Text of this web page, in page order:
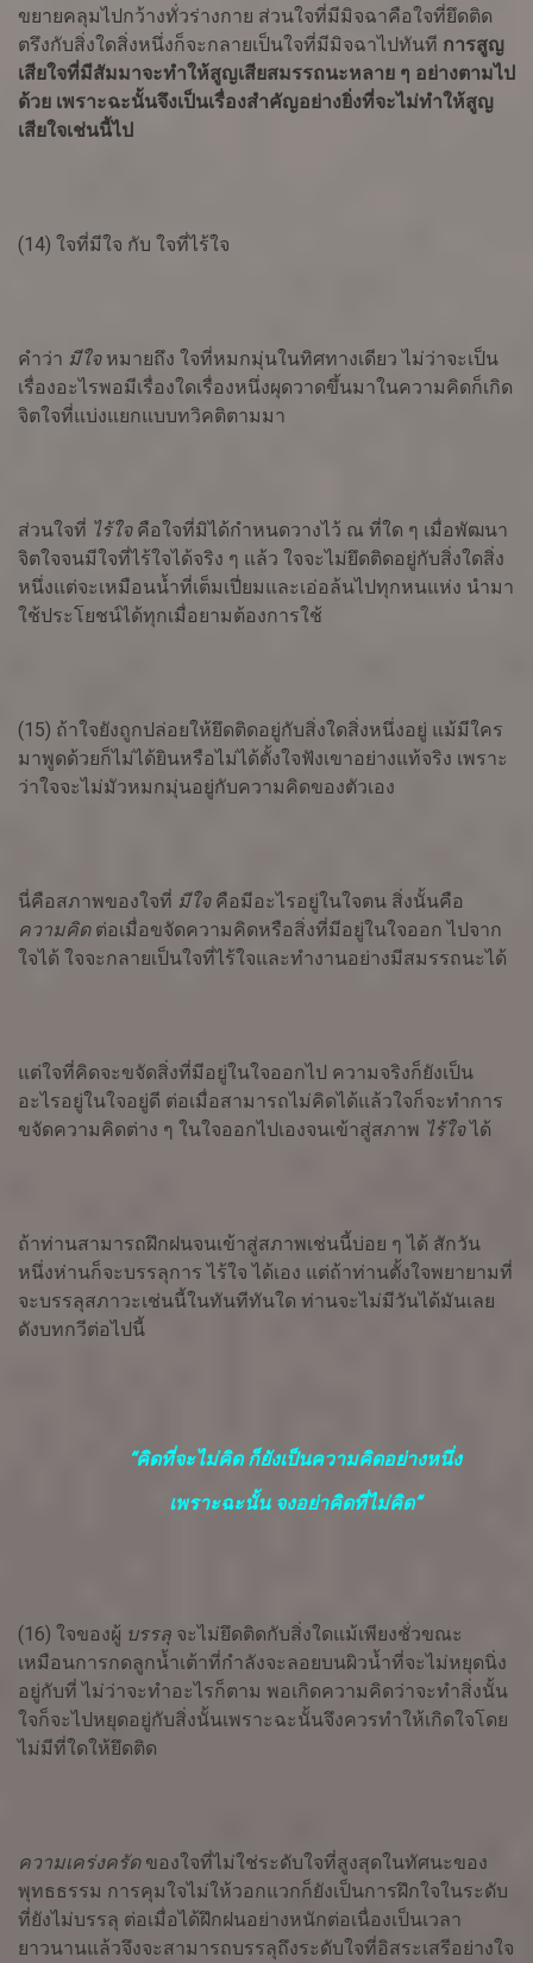
ขยายคลุมไปกว้างทั่วร่างกาย ส่วนใจที่มีมิจฉาคือใจที่ยึดติด
ตรึงกับสิ่งใดสิ่งหนึ่งก็จะกลายเป็นใจที่มีมิจฉาไปทันที การสูญ
เสียใจที่มีสัมมาจะทำให้สูญเสียสมรรถนะหลาย ๆ อย่างตามไป
ด้วย เพราะฉะนั้นจึงเป็นเรื่องสำคัญอย่างยิ่งที่จะไม่ทำให้สูญ
เสียใจเช่นนี้ไป
(14) ใจที่มีใจ กับ ใจที่ไร้ใจ
คำว่า มีใจหมายถึง ใจที่หมกมุ่นในทิศทางเดียว ไม่ว่าจะเป็น
เรื่องอะไรพอมีเรื่องใดเรื่องหนึ่งผุดวาดขึ้นมาในความคิดก็เกิด
จิตใจที่แบ่งแยกแบบทวิคติตามมา
ส่วนใจที่ ไร้ใจ คือใจที่มิได้กำหนดวางไว้ ณ ที่ใด ๆ เมื่อพัฒนา
จิตใจจนมีใจที่ไร้ใจได้จริง ๆ แล้ว ใจจะไม่ยึดติดอยู่กับสิ่งใดสิ่ง
หนึ่งแต่จะเหมือนน้ำที่เต็มเปี่ยมและเอ่อล้นไปทุกหนแห่ง นำมา
ใช้ประโยชน์ได้ทุกเมื่อยามต้องการใช้
(15) ถ้าใจยังถูกปล่อยให้ยึดติดอยู่กับสิ่งใดสิ่งหนึ่งอยู่ แม้มีใคร
มาพูดด้วยก็ไม่ได้ยินหรือไม่ได้ตั้งใจฟังเขาอย่างแท้จริง เพราะ
ว่าใจจะไม่มัวหมกมุ่นอยู่กับความคิดของตัวเอง
นี่คือสภาพของใจที่ มีใจคือมีอะไรอยู่ในใจตน สิ่งนั้นคือ
ความคิดต่อเมื่อขจัดความคิดหรือสิ่งที่มีอยู่ในใจออก ไปจาก
ใจได้ ใจจะกลายเป็นใจที่ไร้ใจและทำงานอย่างมีสมรรถนะได้
แต่ใจที่คิดจะขจัดสิ่งที่มีอยู่ในใจออกไป ความจริงก็ยังเป็น
อะไรอยู่ในใจอยู่ดี ต่อเมื่อสามารถไม่คิดได้แล้วใจก็จะทำการ
ขจัดความคิดต่าง ๆ ในใจออกไปเองจนเข้าสู่สภาพ ไร้ใจได้
ถ้าท่านสามารถฝึกฝนจนเข้าสู่สภาพเช่นนี้บ่อย ๆ ได้ สักวัน
หนึ่งห่านก็จะบรรลุการ ไร้ใจ ได้เอง แต่ถ้าท่านตั้งใจพยายามที่
จะบรรลุสภาวะเช่นนี้ในทันทีทันใด ท่านจะไม่มีวันได้มันเลย
ดังบทกวีต่อไปนี้
“คิดที่จะไม่คิด ก็ยังเป็นความคิดอย่างหนึ่ง
เพราะฉะนั้น จงอย่าคิดที่ไม่คิด”
(16) ใจของผู้ บรรลุ จะไม่ยึดติดกับสิ่งใดแม้เพียงชั่วขณะ
เหมือนการกดลูกน้ำเต้าที่กำลังจะลอยบนผิวน้ำที่จะไม่หยุดนิ่ง
อยู่กับที่ ไม่ว่าจะทำอะไรก็ตาม พอเกิดความคิดว่าจะทำสิ่งนั้น
ใจก็จะไปหยุดอยู่กับสิ่งนั้นเพราะฉะนั้นจึงควรทำให้เกิดใจโดย
ไม่มีที่ใดให้ยึดติด
ความเคร่งครัดของใจที่ไม่ใช่ระดับใจที่สูงสุดในทัศนะของ
พุทธธรรม การคุมใจไม่ให้วอกแวกก็ยังเป็นการฝึกใจในระดับ
ที่ยังไม่บรรลุ ต่อเมื่อได้ฝึกฝนอย่างหนักต่อเนื่องเป็นเวลา
ยาวนานแล้วจึงจะสามารถบรรลุถึงระดับใจที่อิสระเสรีอย่างใจ